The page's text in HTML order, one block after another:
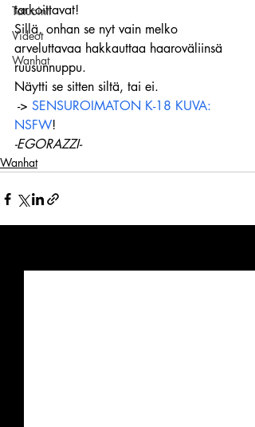
Tatuointi
Videot
Wanhat
tarkoittavat!
Sillä, onhan se nyt vain melko
arveluttavaa hakkauttaa haaroväliinsä
ruusunnuppu.
Näytti se sitten siltä, tai ei.
-> SENSUROIMATON K-18 KUVA:
NSFW!
-EGORAZZI-
Wanhat